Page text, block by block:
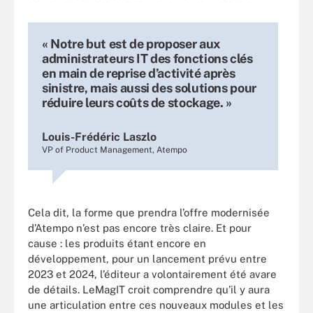
« Notre but est de proposer aux
administrateurs IT des fonctions clés
en main de reprise d’activité après
sinistre, mais aussi des solutions pour
réduire leurs coûts de stockage. »
Louis-Frédéric Laszlo
VP of Product Management, Atempo
Cela dit, la forme que prendra l’offre modernisée
d’Atempo n’est pas encore très claire. Et pour
cause : les produits étant encore en
développement, pour un lancement prévu entre
2023 et 2024, l’éditeur a volontairement été avare
de détails. LeMagIT croit comprendre qu’il y aura
une articulation entre ces nouveaux modules et les